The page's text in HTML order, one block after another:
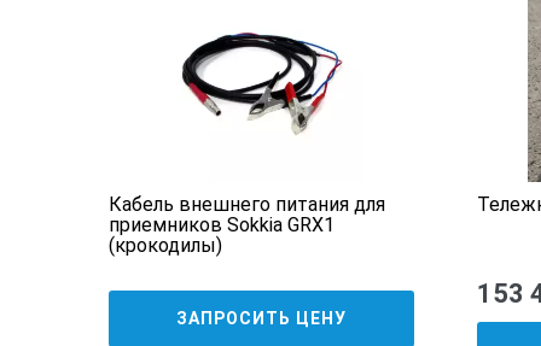
Кабель внешнего питания для
приемников Sokkia GRX1
(крокодилы)
ЗАПРОСИТЬ ЦЕНУ
153